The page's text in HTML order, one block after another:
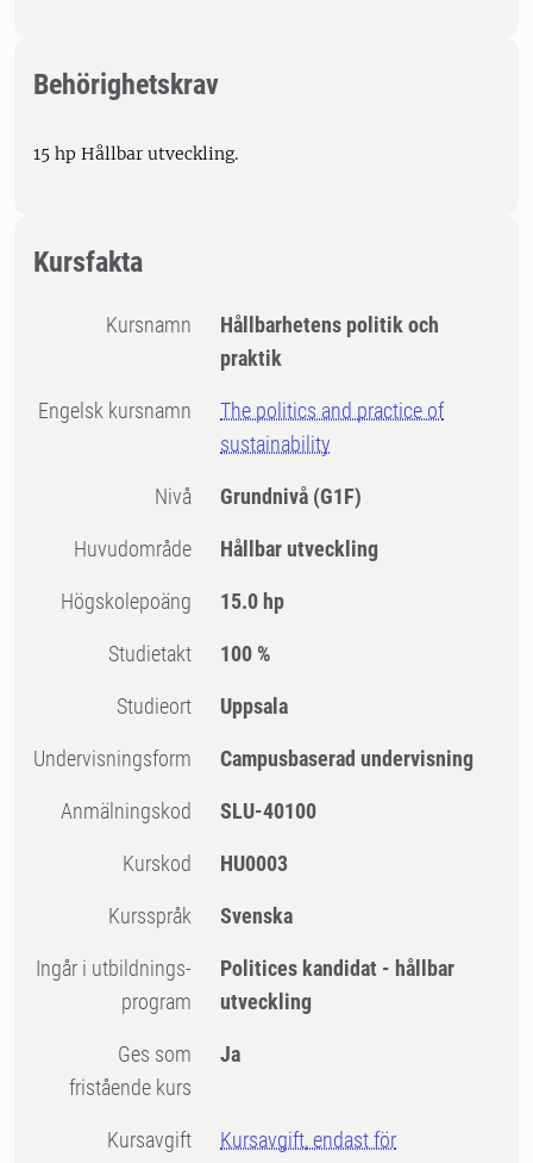
Behörighetskrav
15 hp Hållbar utveckling.
Kursfakta
Kursnamn
Hållbarhetens politik och
praktik
Engelsk kursnamn
The politics and practice of
sustainability
Nivå Grundnivå (G1F)
Huvudområde Hållbar utveckling
högskolepoäng 15.0 hp
Studietakt 100 %
Studieort Uppsala
Undervisningsform Campusbaserad undervisning
Anmälningskod SLU-40100
Kurskod HU0003
Kursspråk Svenska
Ingår i utbildnings-
program
Politices kandidat - hållbar
utveckling
Ges som
fristående kurs
Ja
Kursavgift
Kursavgift, endast för